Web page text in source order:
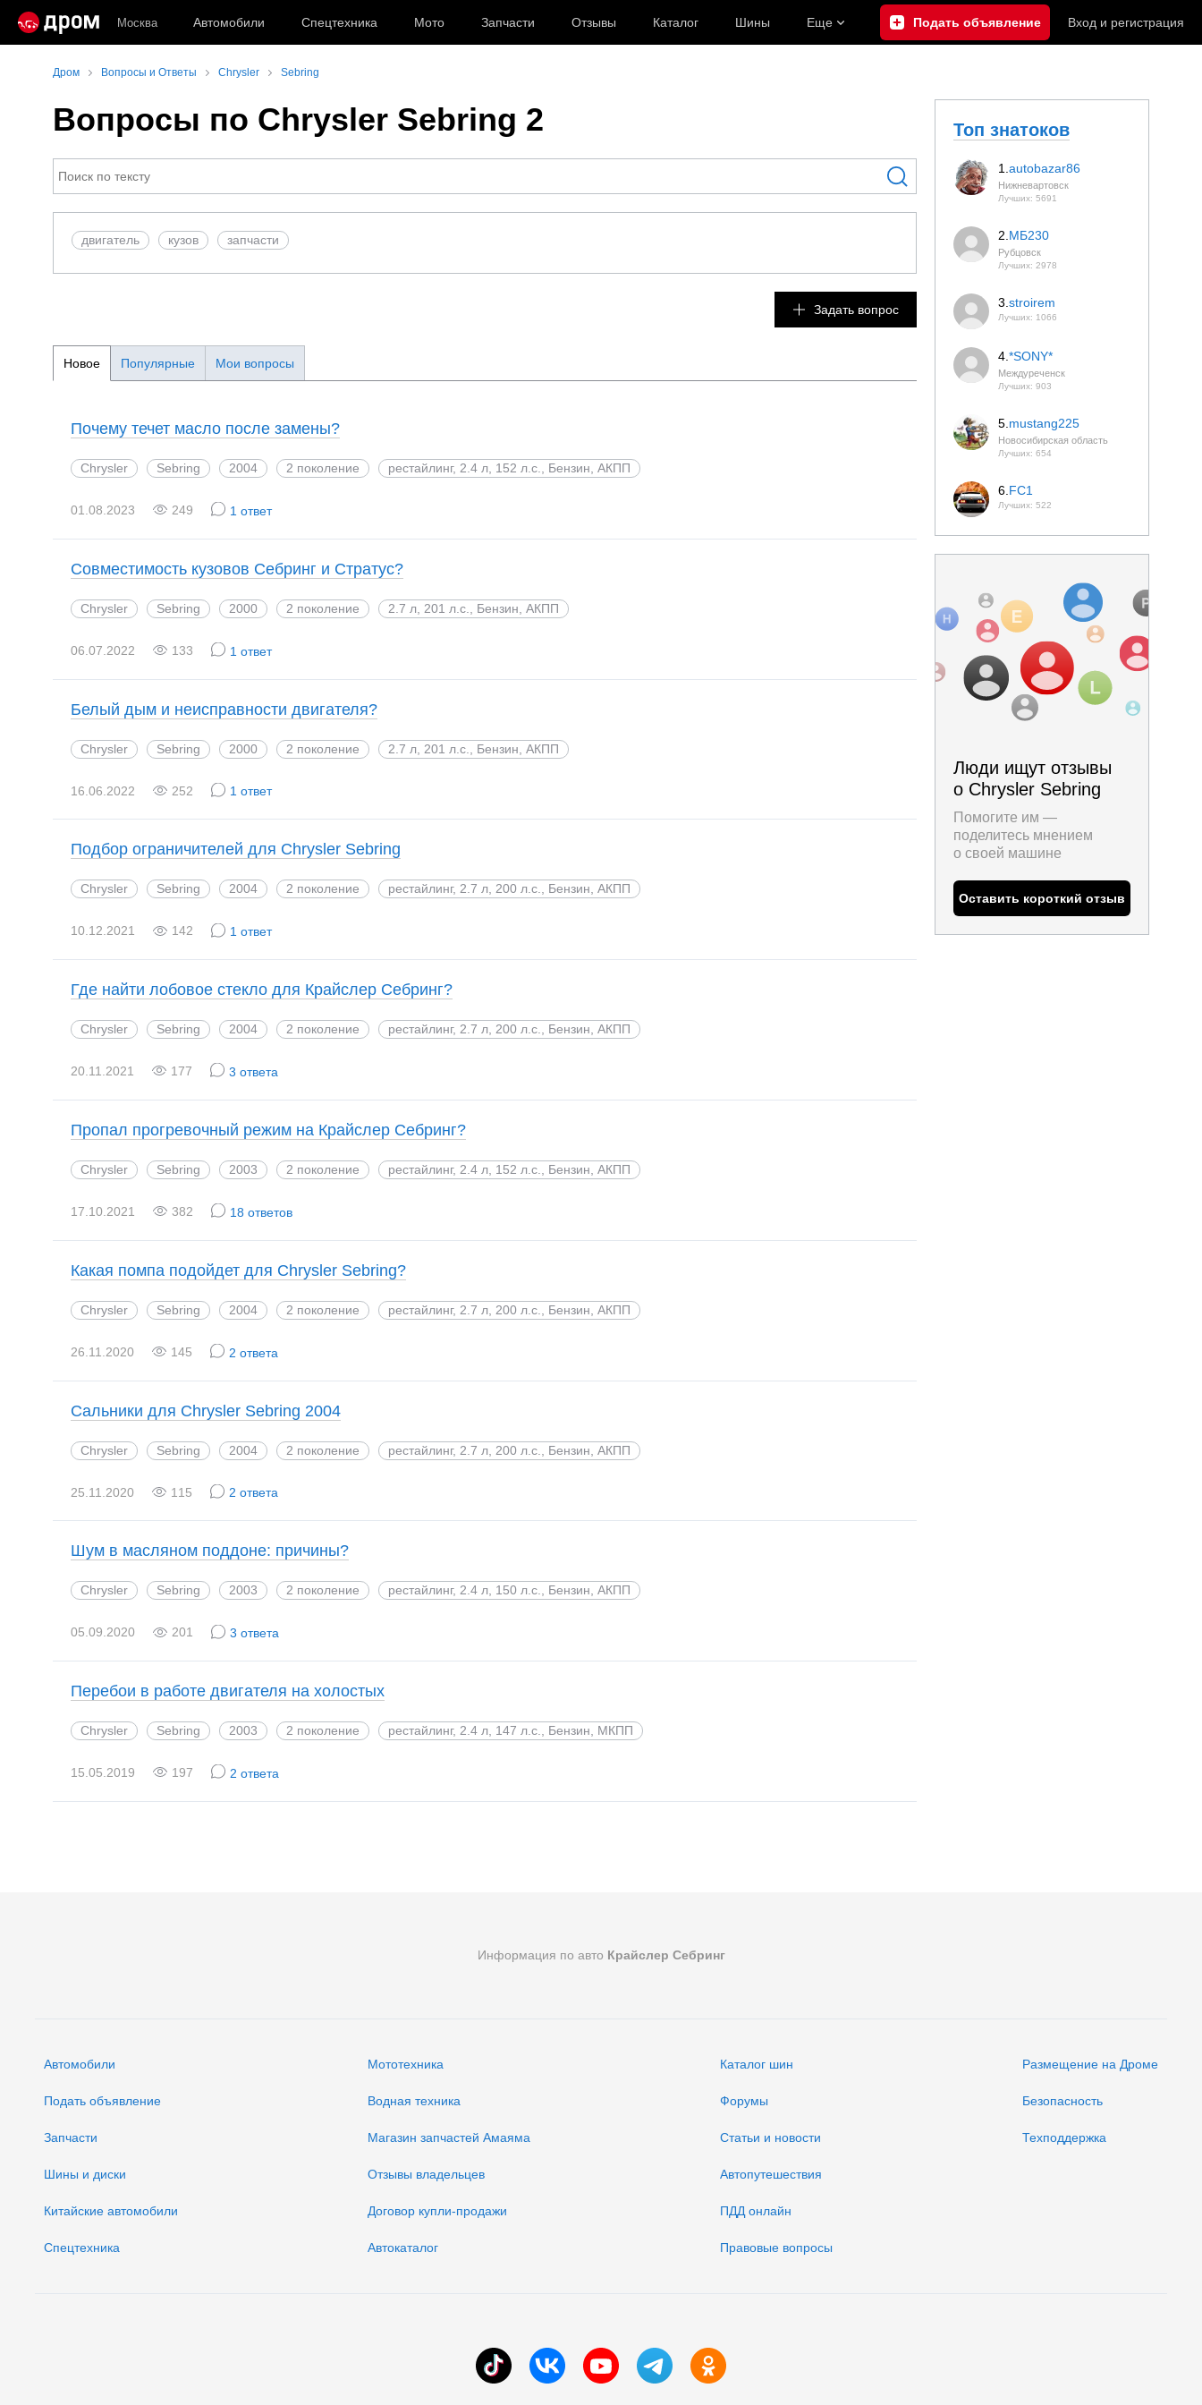
Москва Автомобили Спецтехника Мото Запчасти Отзывы Каталог Шины Еще Подать объявление Вход и регистрация
Дром Вопросы и Ответы Chrysler Sebring
Вопросы по Chrysler Sebring 2
двигатель кузов запчасти
Задать вопрос
Новое Популярные Мои вопросы
Почему течет масло после замены?
Chrysler Sebring 2004 2 поколение рестайлинг, 2.4 л, 152 л.с., Бензин, АКПП
01.08.2023 249 1 ответ
Совместимость кузовов Себринг и Стратус?
Chrysler Sebring 2000 2 поколение 2.7 л, 201 л.с., Бензин, АКПП
06.07.2022 133 1 ответ
Белый дым и неисправности двигателя?
Chrysler Sebring 2000 2 поколение 2.7 л, 201 л.с., Бензин, АКПП
16.06.2022 252 1 ответ
Подбор ограничителей для Chrysler Sebring
Chrysler Sebring 2004 2 поколение рестайлинг, 2.7 л, 200 л.с., Бензин, АКПП
10.12.2021 142 1 ответ
Где найти лобовое стекло для Крайслер Себринг?
Chrysler Sebring 2004 2 поколение рестайлинг, 2.7 л, 200 л.с., Бензин, АКПП
20.11.2021 177 3 ответа
Пропал прогревочный режим на Крайслер Себринг?
Chrysler Sebring 2003 2 поколение рестайлинг, 2.4 л, 152 л.с., Бензин, АКПП
17.10.2021 382 18 ответов
Какая помпа подойдет для Chrysler Sebring?
Chrysler Sebring 2004 2 поколение рестайлинг, 2.7 л, 200 л.с., Бензин, АКПП
26.11.2020 145 2 ответа
Сальники для Chrysler Sebring 2004
Chrysler Sebring 2004 2 поколение рестайлинг, 2.7 л, 200 л.с., Бензин, АКПП
25.11.2020 115 2 ответа
Шум в масляном поддоне: причины?
Chrysler Sebring 2003 2 поколение рестайлинг, 2.4 л, 150 л.с., Бензин, АКПП
05.09.2020 201 3 ответа
Перебои в работе двигателя на холостых
Chrysler Sebring 2003 2 поколение рестайлинг, 2.4 л, 147 л.с., Бензин, МКПП
15.05.2019 197 2 ответа
Топ знатоков
1. autobazar86
Нижневартовск
Лучших: 5691
2. МБ230
Рубцовск
Лучших: 2978
3. stroirem
Лучших: 1066
4. *SONY*
Междуреченск
Лучших: 903
5. mustang225
Новосибирская область
Лучших: 654
6. FC1
Лучших: 522
Люди ищут отзывы
о Chrysler Sebring
Помогите им —
поделитесь мнением
о своей машине
Оставить короткий отзыв
Информация по авто Крайслер Себринг
Автомобили
Подать объявление
Запчасти
Шины и диски
Китайские автомобили
Спецтехника
Мототехника
Водная техника
Магазин запчастей Амаяма
Отзывы владельцев
Договор купли-продажи
Автокаталог
Каталог шин
Форумы
Статьи и новости
Автопутешествия
ПДД онлайн
Правовые вопросы
Размещение на Дроме
Безопасность
Техподдержка